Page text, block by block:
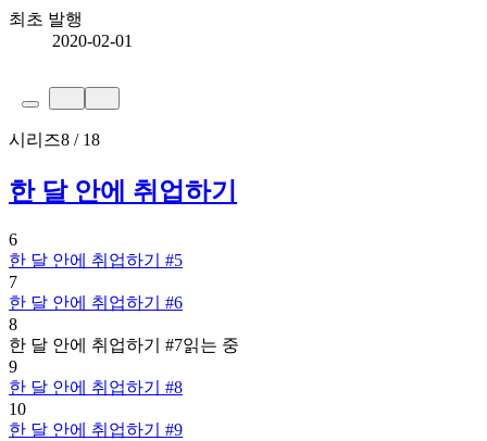
최초 발행
2020-02-01
시리즈8 / 18
한 달 안에 취업하기
6
한 달 안에 취업하기 #5
7
한 달 안에 취업하기 #6
8
한 달 안에 취업하기 #7읽는 중
9
한 달 안에 취업하기 #8
10
한 달 안에 취업하기 #9